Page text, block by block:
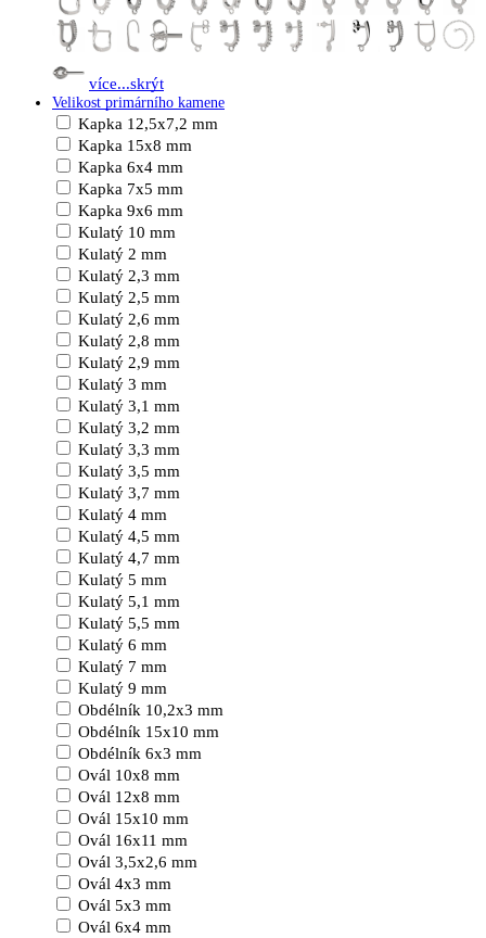
více...skrýt
Velikost primárního kamene
Kapka 12,5x7,2 mm
Kapka 15x8 mm
Kapka 6x4 mm
Kapka 7x5 mm
Kapka 9x6 mm
Kulatý 10 mm
Kulatý 2 mm
Kulatý 2,3 mm
Kulatý 2,5 mm
Kulatý 2,6 mm
Kulatý 2,8 mm
Kulatý 2,9 mm
Kulatý 3 mm
Kulatý 3,1 mm
Kulatý 3,2 mm
Kulatý 3,3 mm
Kulatý 3,5 mm
Kulatý 3,7 mm
Kulatý 4 mm
Kulatý 4,5 mm
Kulatý 4,7 mm
Kulatý 5 mm
Kulatý 5,1 mm
Kulatý 5,5 mm
Kulatý 6 mm
Kulatý 7 mm
Kulatý 9 mm
Obdélník 10,2x3 mm
Obdélník 15x10 mm
Obdélník 6x3 mm
Ovál 10x8 mm
Ovál 12x8 mm
Ovál 15x10 mm
Ovál 16x11 mm
Ovál 3,5x2,6 mm
Ovál 4x3 mm
Ovál 5x3 mm
Ovál 6x4 mm